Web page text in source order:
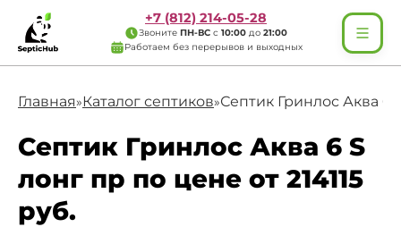
+7 (812) 214-05-28
Звоните ПН-ВС с 10:00 до 21:00
Работаем без перерывов и выходных
Главная»Каталог септиков»Септик Гринлос Аква 6
Септик Гринлос Аква 6 S
лонг пр по цене от 214115
руб.